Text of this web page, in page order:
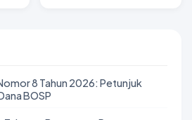
8 Tahun 2026: Petunjuk
BOSP